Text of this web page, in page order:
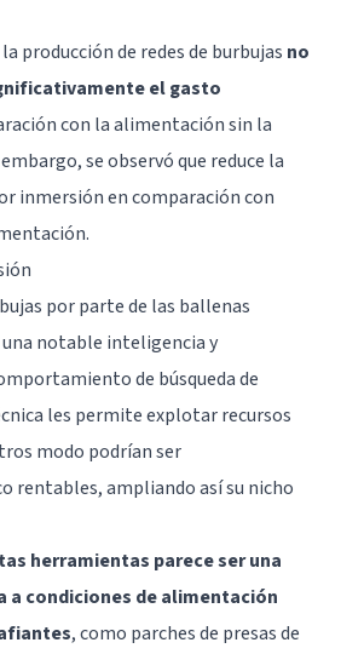
producción de redes de burbujas no
el gasto
con la alimentación sin la
se observó que reduce la
inmersión en comparación con
por parte de las ballenas
notable inteligencia y
de búsqueda de
les permite explotar recursos
modo podrían ser
rentables, ampliando así su nicho
herramientas parece ser una
a condiciones de alimentación
, como parches de presas de